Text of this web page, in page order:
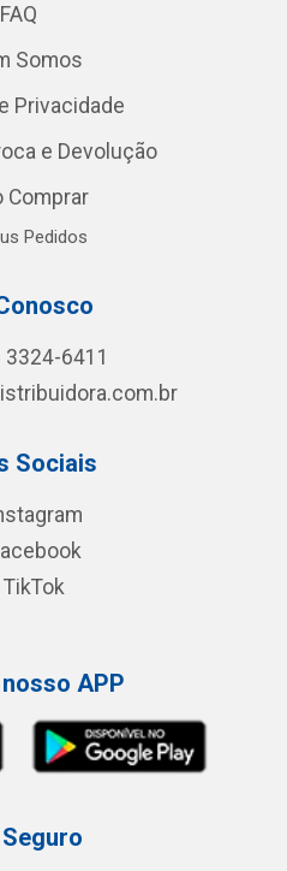
FAQ
Somos
Privacidade
e Devolução
Comprar
Pedidos
3324-6411
Sociais
TikTok
APP